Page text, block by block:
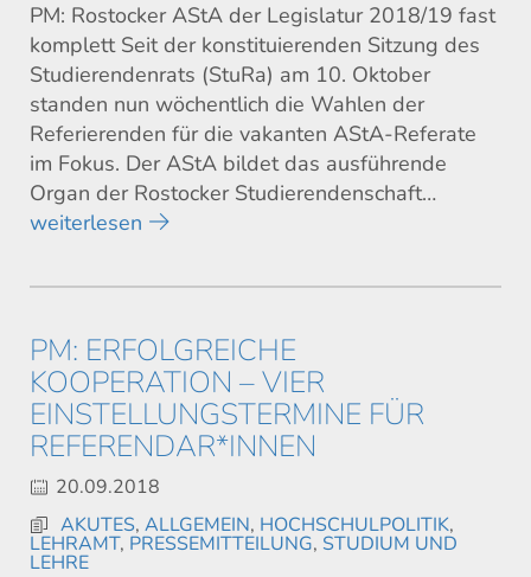
PM: Rostocker AStA der Legislatur 2018/19 fast
komplett Seit der konstituierenden Sitzung des
Studierendenrats (StuRa) am 10. Oktober
standen nun wöchentlich die Wahlen der
Referierenden für die vakanten AStA-Referate
im Fokus. Der AStA bildet das ausführende
Organ der Rostocker Studierendenschaft…
weiterlesen
PM: ERFOLGREICHE
KOOPERATION – VIER
EINSTELLUNGSTERMINE FÜR
REFERENDAR*INNEN
20.09.2018
AKUTES, ALLGEMEIN, HOCHSCHULPOLITIK,
LEHRAMT, PRESSEMITTEILUNG, STUDIUM UND
LEHRE